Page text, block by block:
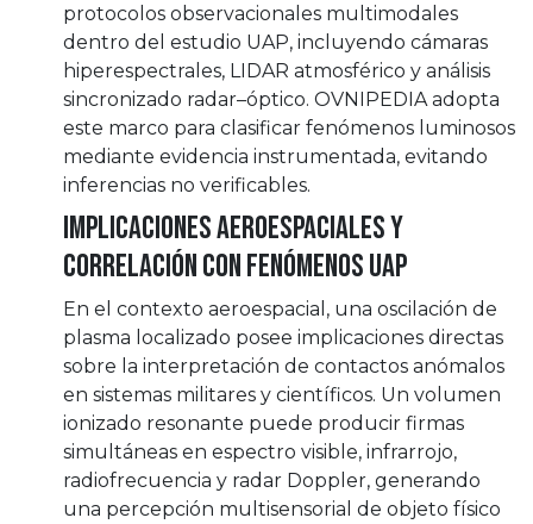
protocolos observacionales multimodales
dentro del estudio UAP, incluyendo cámaras
hiperespectrales, LIDAR atmosférico y análisis
sincronizado radar–óptico. OVNIPEDIA adopta
este marco para clasificar fenómenos luminosos
mediante evidencia instrumentada, evitando
inferencias no verificables.
Implicaciones aeroespaciales y
correlación con fenómenos UAP
En el contexto aeroespacial, una oscilación de
plasma localizado posee implicaciones directas
sobre la interpretación de contactos anómalos
en sistemas militares y científicos. Un volumen
ionizado resonante puede producir firmas
simultáneas en espectro visible, infrarrojo,
radiofrecuencia y radar Doppler, generando
una percepción multisensorial de objeto físico